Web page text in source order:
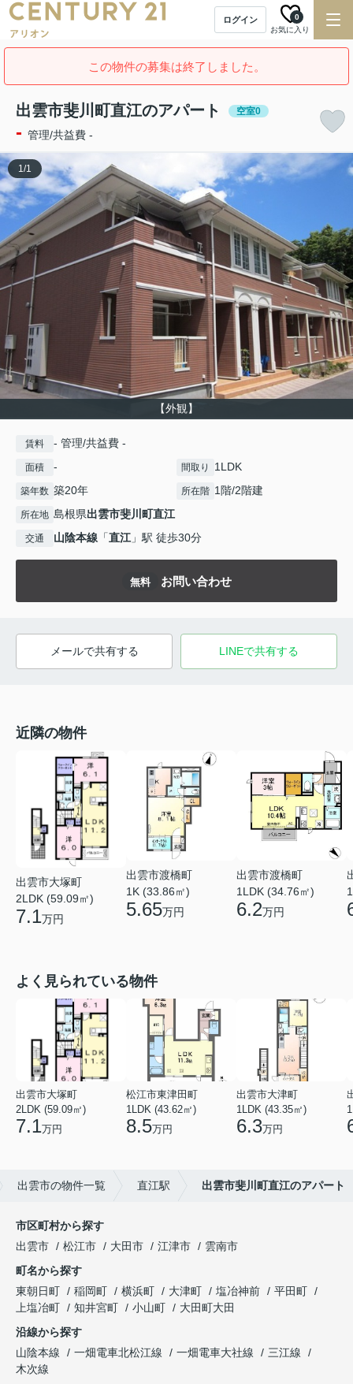
ログイン
お気に入り
0
この物件の募集は終了しました。
出雲市斐川町直江のアパート 空室0
- 管理/共益費 -
【外観】
1/1
賃料 - 管理/共益費 -
面積 - 間取り 1LDK
築年数 築20年 所在階 1階/2階建
所在地 島根県出雲市斐川町直江
交通 山陰本線 「直江」駅 徒歩30分
無料 お問い合わせ
メールで共有する LINEで共有する
近隣の物件
出雲市大塚町
2LDK (59.09㎡)
7.1万円
出雲市渡橋町
1K (33.86㎡)
5.65万円
出雲市渡橋町
1LDK (34.76㎡)
6.2万円
よく見られている物件
出雲市大塚町
2LDK (59.09㎡)
7.1万円
松江市東津田町
1LDK (43.62㎡)
8.5万円
出雲市大津町
1LDK (43.35㎡)
6.3万円
出雲市の物件一覧 直江駅 出雲市斐川町直江のアパート
市区町村から探す
出雲市
松江市 大田市 江津市
雲南市
町名から探す
東朝日町
稲岡町 横浜町 大津町 塩冶神前
平田町
上塩冶町
知井宮町 小山町
大田町大田
沿線から探す
山陰本線
一畑電車北松江線 一畑電車大社線
三江線
木次線